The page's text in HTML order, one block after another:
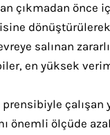
çıkmadan önce
salınan
en yüksek
prensibiyle
önemli ölçüde